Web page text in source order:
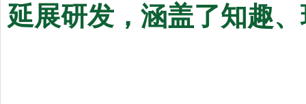
延展研发，涵盖了知趣